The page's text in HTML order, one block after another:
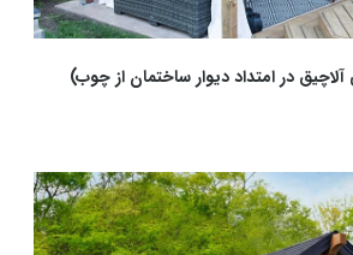
در امتداد دیوار ساختمان از چوب)